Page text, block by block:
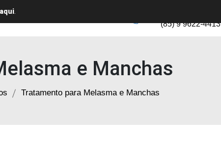
Serviços
(85) 9 9622-4413
e Manchas
Tratamento para Melasma e Manchas